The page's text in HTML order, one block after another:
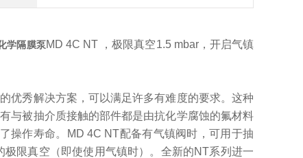
学隔膜泵MD 4C NT ，极限真空1.5 mbar，开启气镇
优秀解决方案，可以满足许多有难度的要求。这种
与被抽介质接触的部件都是由抗化学腐蚀的氟材料
操作寿命。MD 4C NT配备有气镇阀时，可用于抽
限真空（即使使用气镇时）。全新的NT系列进一